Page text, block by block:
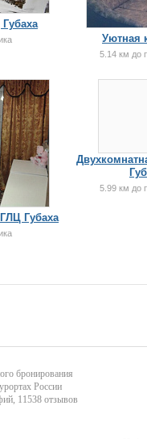
Уютная
5.14 км до
Губаха
5.99 км до
бронирования
России
11538 отзывов